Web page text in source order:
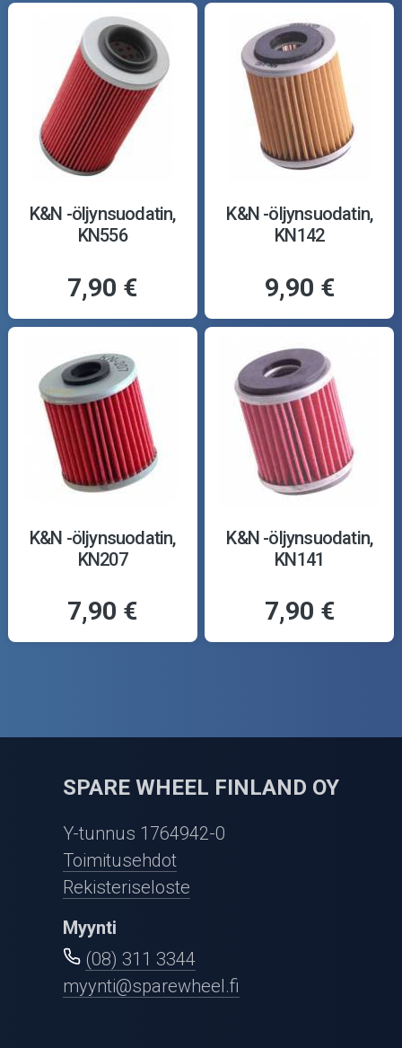
K&N -öljynsuodatin,
KN556
7,90 €
K&N -öljynsuodatin,
KN142
9,90 €
K&N -öljynsuodatin,
KN207
7,90 €
K&N -öljynsuodatin,
KN141
7,90 €
SPARE WHEEL FINLAND OY
Y-tunnus 1764942-0
Toimitusehdot
Rekisteriseloste
Myynti
(08) 311 3344
myynti@sparewheel.fi